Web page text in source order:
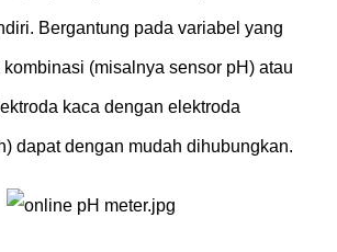
Bergantung pada variabel yang
(misalnya sensor pH) atau
kaca dengan elektroda
dapat dengan mudah dihubungkan.